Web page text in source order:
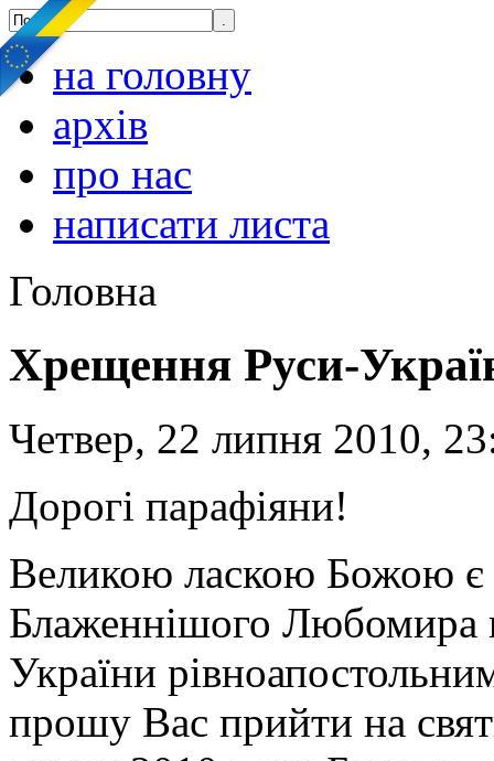
на головну
архів
про нас
написати листа
Головна
Хрещення Руси-
Четвер, 22 липня 2010,
Дорогі парафіяни!
Великою ласкою Божою є
Блаженнішого Любомира
України
прошу Вас прийти на